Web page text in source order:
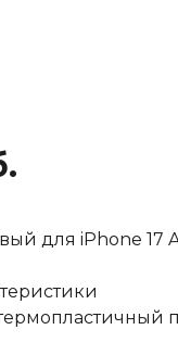
для iPhone 17